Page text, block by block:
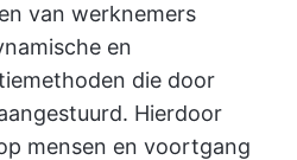
van werknemers
en
die door
Hierdoor
mensen en voortgang